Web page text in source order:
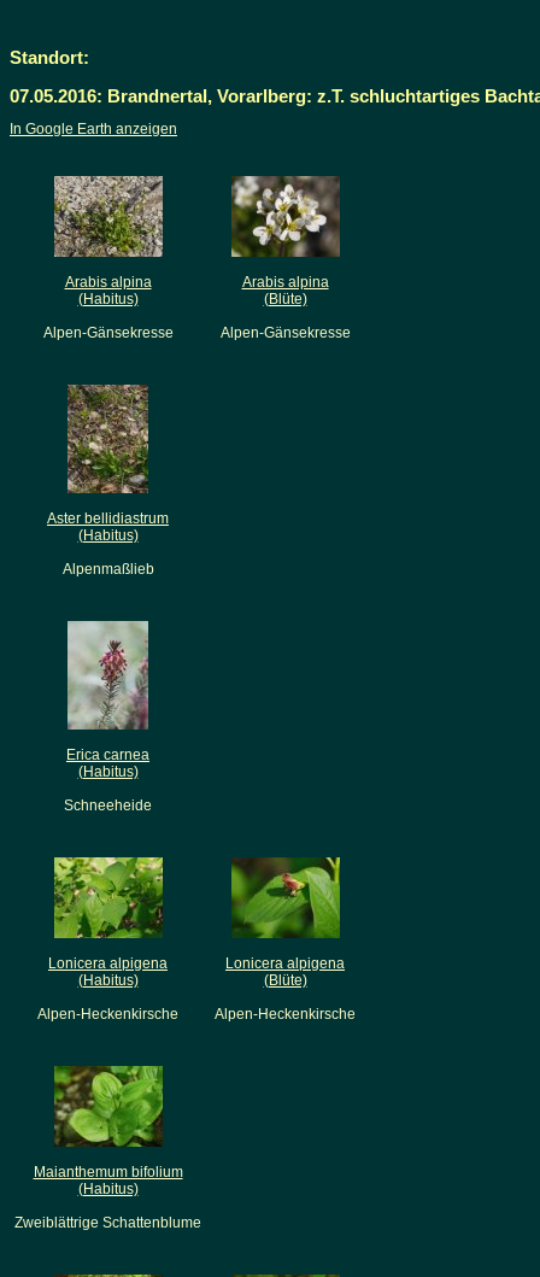
Standort:
07.05.2016: Brandnertal, Vorarlberg: z.T. schluchtartiges
In Google Earth anzeigen
Arabis alpina
(Habitus)
Alpen-Gänsekresse
Arabis alpina
(Blüte)
Alpen-Gänsekresse
Aster bellidiastrum
(Habitus)
Alpenmaßlieb
Erica carnea
(Habitus)
Schneeheide
Lonicera alpigena
(Habitus)
Alpen-Heckenkirsche
Lonicera alpigena
(Blüte)
Alpen-Heckenkirsche
Maianthemum bifolium
(Habitus)
Zweiblättrige Schattenblume